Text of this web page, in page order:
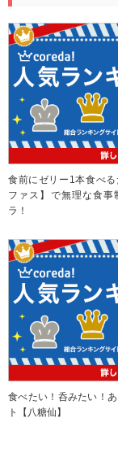
食前にゼリー1本食べ
ファス】で無理な食事
ラ！
食べたい！呑みたい！
ト【八糖仙】